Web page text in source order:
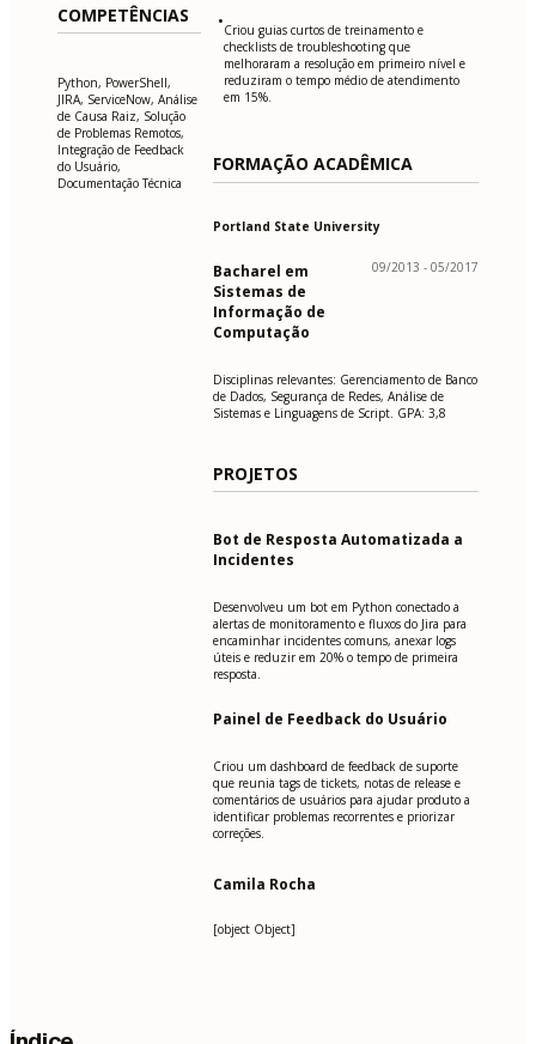
COMPETÊNCIAS
Python, PowerShell,
JIRA, ServiceNow, Análise
de Causa Raiz, Solução
de Problemas Remotos,
Integração de Feedback
do Usuário,
Documentação Técnica
•Criou guias curtos de treinamento e
checklists de troubleshooting que
melhoraram a resolução em primeiro nível e
reduziram o tempo médio de atendimento
em 15%.
FORMAÇÃO ACADÊMICA
Portland State University
Bacharel em
Sistemas de
Informação de
Computação
09/2013 - 05/2017
Disciplinas relevantes: Gerenciamento de Banco
de Dados, Segurança de Redes, Análise de
Sistemas e Linguagens de Script. GPA: 3,8
PROJETOS
Bot de Resposta Automatizada a
Incidentes
Desenvolveu um bot em Python conectado a
alertas de monitoramento e fluxos do Jira para
encaminhar incidentes comuns, anexar logs
úteis e reduzir em 20% o tempo de primeira
resposta.
Painel de Feedback do Usuário
Criou um dashboard de feedback de suporte
que reunia tags de tickets, notas de release e
comentários de usuários para ajudar produto a
identificar problemas recorrentes e priorizar
correções.
Camila Rocha
[object Object]